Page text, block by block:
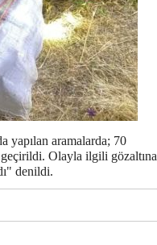
yapılan aramalarda; 70
Olayla ilgili gözaltına
denildi.